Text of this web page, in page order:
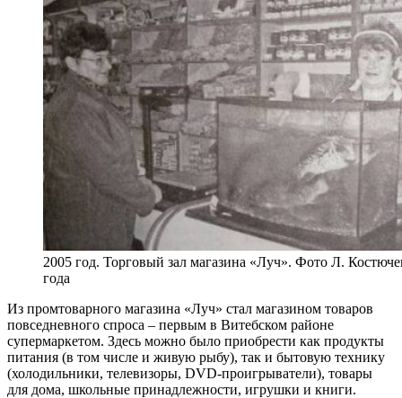
2005 год. Торговый зал магазина «Луч». Фото Л.
года
Из промтоварного магазина «Луч» стал магазином товаров
повседневного спроса – первым в Витебском районе
супермаркетом. Здесь можно было приобрести как продукты
питания (в том числе и живую рыбу), так и бытовую технику
(холодильники, телевизоры, DVD-проигрыватели), товары
для дома, школьные принадлежности, игрушки и книги.